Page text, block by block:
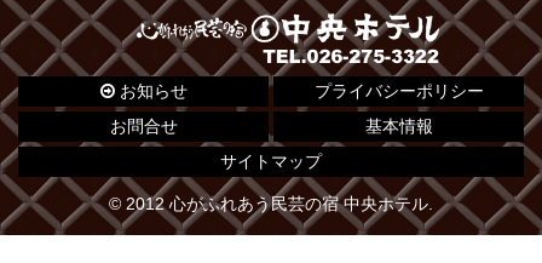
お知らせ
プライバシーポリシー
お問合せ
基本情報
サイトマップ
© 2012 心がふれあう民芸の宿 中央ホテル.